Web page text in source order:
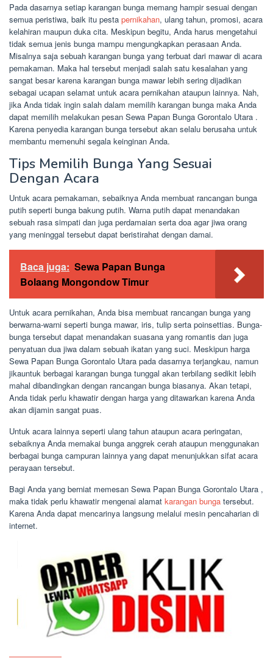
Pada dasarnya setiap karangan bunga memang hampir sesuai dengan
semua peristiwa, baik itu pesta pernikahan, ulang tahun, promosi, acara
kelahiran maupun duka cita. Meskipun begitu, Anda harus mengetahui
tidak semua jenis bunga mampu mengungkapkan perasaan Anda.
Misalnya saja sebuah karangan bunga yang terbuat dari mawar di acara
pemakaman. Maka hal tersebut menjadi salah satu kesalahan yang
sangat besar karena karangan bunga mawar lebih sering dijadikan
sebagai ucapan selamat untuk acara pernikahan ataupun lainnya. Nah,
jika Anda tidak ingin salah dalam memilih karangan bunga maka Anda
dapat memilih melakukan pesan Sewa Papan Bunga Gorontalo Utara .
Karena penyedia karangan bunga tersebut akan selalu berusaha untuk
membantu memenuhi segala keinginan Anda.
Tips Memilih Bunga Yang Sesuai
Dengan Acara
Untuk acara pemakaman, sebaiknya Anda membuat rancangan bunga
putih seperti bunga bakung putih. Warna putih dapat menandakan
sebuah rasa simpati dan juga perdamaian serta doa agar jiwa orang
yang meninggal tersebut dapat beristirahat dengan damai.
Baca juga: Sewa Papan Bunga
Bolaang Mongondow Timur
Untuk acara pernikahan, Anda bisa membuat rancangan bunga yang
berwarna-warni seperti bunga mawar, iris, tulip serta poinsettias. Bunga-
bunga tersebut dapat menandakan suasana yang romantis dan juga
penyatuan dua jiwa dalam sebuah ikatan yang suci. Meskipun harga
Sewa Papan Bunga Gorontalo Utara pada dasarnya terjangkau, namun
jikauntuk berbagai karangan bunga tunggal akan terbilang sedikit lebih
mahal dibandingkan dengan rancangan bunga biasanya. Akan tetapi,
Anda tidak perlu khawatir dengan harga yang ditawarkan karena Anda
akan dijamin sangat puas.
Untuk acara lainnya seperti ulang tahun ataupun acara peringatan,
sebaiknya Anda memakai bunga anggrek cerah ataupun menggunakan
berbagai bunga campuran lainnya yang dapat menunjukkan sifat acara
perayaan tersebut.
Bagi Anda yang berniat memesan Sewa Papan Bunga Gorontalo Utara ,
maka tidak perlu khawatir mengenai alamat karangan bunga tersebut.
Karena Anda dapat mencarinya langsung melalui mesin pencaharian di
internet.